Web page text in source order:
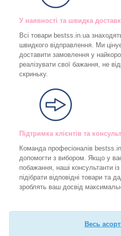
У наявності та швидка
Всі товари bestss.in.ua
швидкого відправлення. Ми
доставити замовлення у
реалізувати свої бажання, не
скриньку.
Підтримка клієнтів та
Команда професіоналів
допомогти з вибором. Якщо у
побажання, наші консультанти
підібрати відповідні товари та
зроблять ваш досвід
Весь